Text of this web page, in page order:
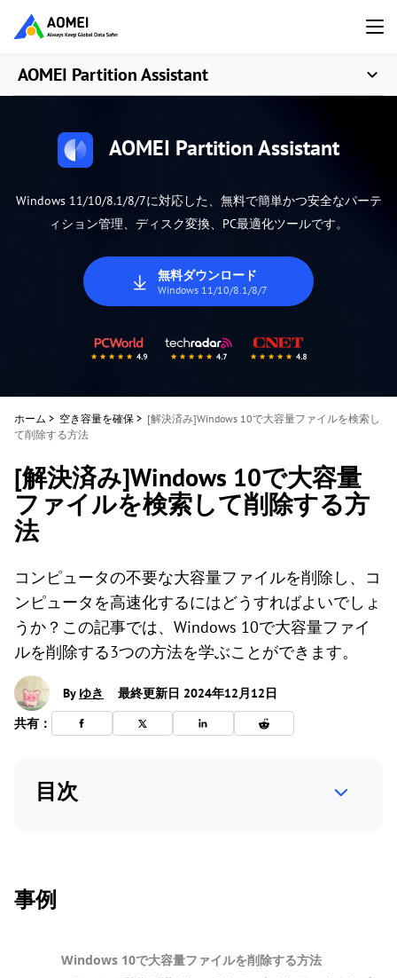
AOMEI Partition Assistant
AOMEI Partition Assistant
Windows 11/10/8.1/8/7に対応した、無料で簡単かつ安全なパーテ
ィション管理、ディスク変換、PC最適化ツールです。
無料ダウンロード
Windows 11/10/8.1/8/7
ホーム > 空き容量を確保 > [解決済み]Windows 10で大容量ファイルを検索し
て削除する方法
[解決済み]Windows 10で大容量
ファイルを検索して削除する方
法
コンピュータの不要な大容量ファイルを削除し、コ
ンピュータを高速化するにはどうすればよいでしょ
うか？この記事では、Windows 10で大容量ファイ
ルを削除する3つの方法を学ぶことができます。
By ゆき
最終更新日 2024年12月12日
共有：
目次
事例
Windows 10で大容量ファイルを削除する方法